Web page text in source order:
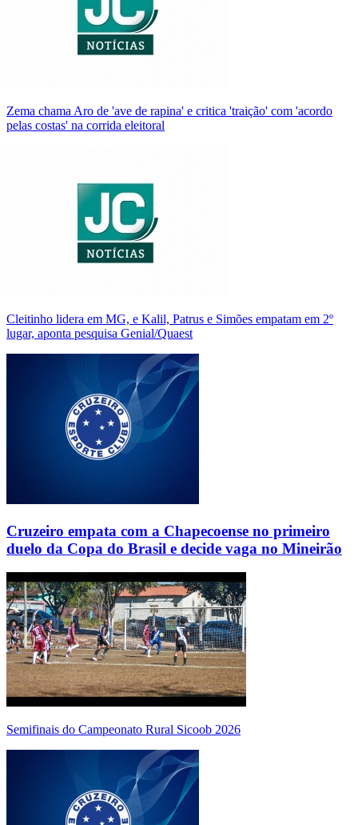
Zema chama Aro de 'ave de rapina' e critica 'traição' com 'acordo
pelas costas' na corrida eleitoral
Cleitinho lidera em MG, e Kalil, Patrus e Simões empatam em 2º
lugar, aponta pesquisa Genial/Quaest
Cruzeiro empata com a Chapecoense no primeiro
duelo da Copa do Brasil e decide vaga no Mineirão
Semifinais do Campeonato Rural Sicoob 2026